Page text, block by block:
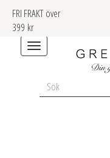
FRI FRAKT över
399 kr
Toggle
navigation